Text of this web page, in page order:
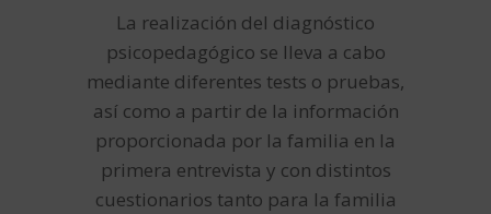
La realización del diagnóstico
psicopedagógico se lleva a cabo
mediante diferentes tests o pruebas,
así como a partir de la información
proporcionada por la familia en la
primera entrevista y con distintos
cuestionarios tanto para la familia